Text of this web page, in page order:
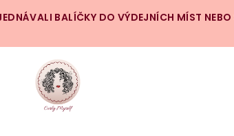
BALÍČKY DO VÝDEJNÍCH MÍST